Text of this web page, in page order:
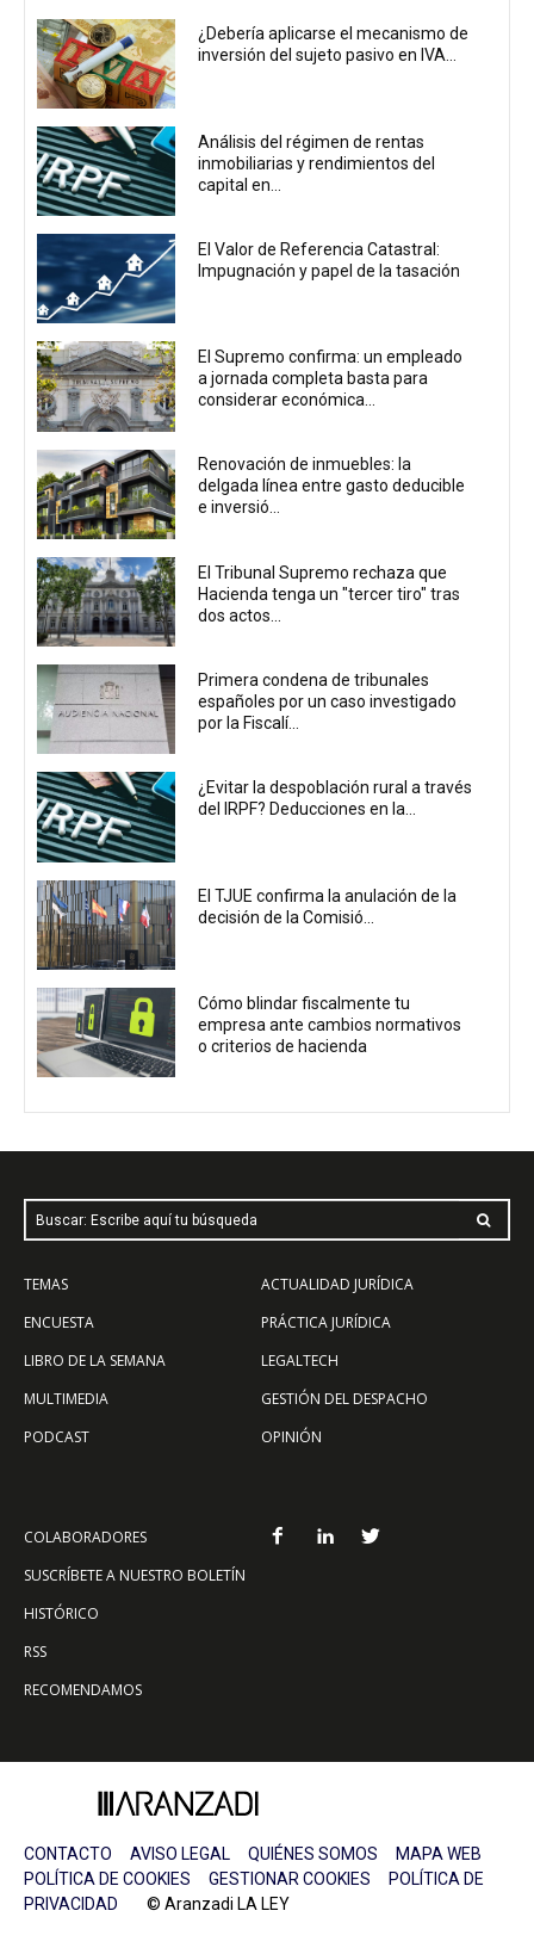
¿Debería aplicarse el mecanismo de
inversión del sujeto pasivo en IVA...
Análisis del régimen de rentas
inmobiliarias y rendimientos del
capital en...
El Valor de Referencia Catastral:
Impugnación y papel de la tasación
El Supremo confirma: un empleado
a jornada completa basta para
considerar económica...
Renovación de inmuebles: la
delgada línea entre gasto deducible
e inversió...
El Tribunal Supremo rechaza que
Hacienda tenga un "tercer tiro" tras
dos actos...
Primera condena de tribunales
españoles por un caso investigado
por la Fiscalí...
¿Evitar la despoblación rural a través
del IRPF? Deducciones en la...
El TJUE confirma la anulación de la
decisión de la Comisió...
Cómo blindar fiscalmente tu
empresa ante cambios normativos
o criterios de hacienda
Buscar: Escribe aquí tu búsqueda
TEMAS
ENCUESTA
LIBRO DE LA SEMANA
MULTIMEDIA
PODCAST
ACTUALIDAD JURÍDICA
PRÁCTICA JURÍDICA
LEGALTECH
GESTIÓN DEL DESPACHO
OPINIÓN
COLABORADORES
SUSCRÍBETE A NUESTRO BOLETÍN
HISTÓRICO
RSS
RECOMENDAMOS
CONTACTO AVISO LEGAL QUIÉNES SOMOS
MAPA WEB
POLÍTICA DE COOKIES
GESTIONAR COOKIES
POLÍTICA DE
PRIVACIDAD © Aranzadi LA LEY